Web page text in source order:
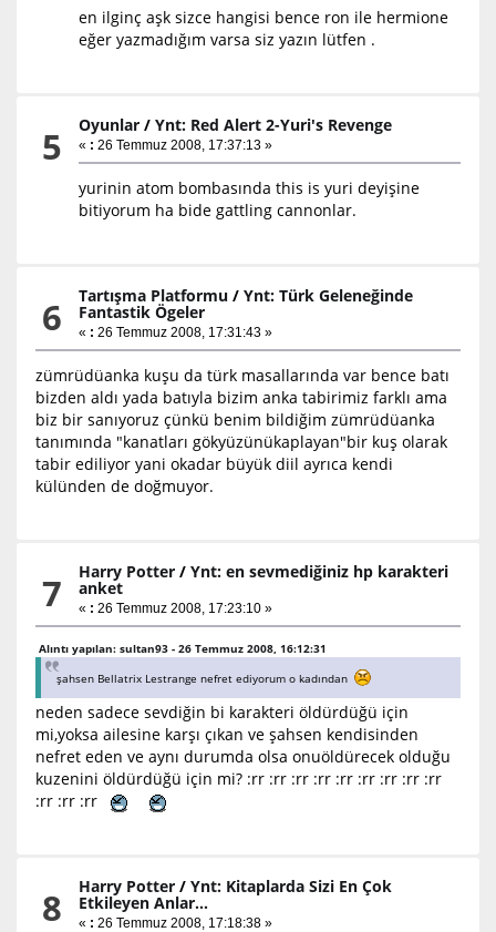
en ilginç aşk sizce hangisi bence ron ile hermione
eğer yazmadığım varsa siz yazın lütfen .
5 Oyunlar /Ynt: Red Alert 2-Yuri's Revenge
« : 26 Temmuz 2008, 17:37:13 »
yurinin atom bombasında this is yuri deyişine
bitiyorum ha bide gattling cannonlar.
6 Tartışma Platformu /Ynt: Türk Geleneğinde
Fantastik Ögeler
« : 26 Temmuz 2008, 17:31:43 »
zümrüdüanka kuşu da türk masallarında var bence batı
bizden aldı yada batıyla bizim anka tabirimiz farklı ama
biz bir sanıyoruz çünkü benim bildiğim zümrüdüanka
tanımında "kanatları gökyüzünükaplayan"bir kuş olarak
tabir ediliyor yani okadar büyük diil ayrıca kendi
külünden de doğmuyor.
7 Harry Potter /Ynt: en sevmediğiniz hp karakteri
anket
« : 26 Temmuz 2008, 17:23:10 »
Alıntı yapılan: sultan93 - 26 Temmuz 2008, 16:12:31
şahsen Bellatrix Lestrange nefret ediyorum o kadından
neden sadece sevdiğin bi karakteri öldürdüğü için
mi,yoksa ailesine karşı çıkan ve şahsen kendisinden
nefret eden ve aynı durumda olsa onuöldürecek olduğu
kuzenini öldürdüğü için mi? :rr :rr :rr :rr :rr :rr :rr :rr :rr
:rr :rr :rr
8 Harry Potter /Ynt: Kitaplarda Sizi En Çok
Etkileyen Anlar...
« : 26 Temmuz 2008, 17:18:38 »